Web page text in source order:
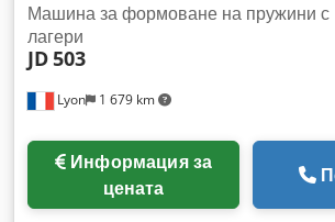
Lyon 1 679 km
Машина за формоване на пружини с
лагери
JD503
Информация за
цената